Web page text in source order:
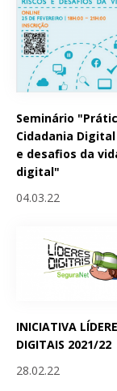
Seminário
Cidadania
e desafios da
digital"
04.03.22
INICIATIVA
DIGITAIS 2021/22
28.02.22